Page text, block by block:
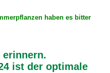
haben es bitter
erinnern.
ist der optimale